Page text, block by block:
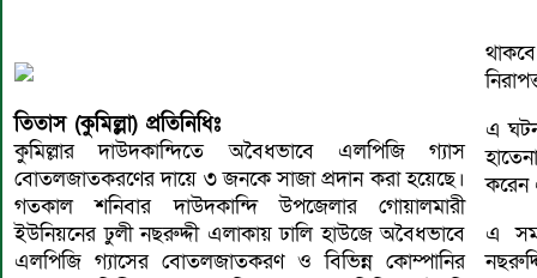
তিতাস (কুমিল্লা) প্রতিনিধিঃ
কুমিল্লার দাউদকান্দিতে অবৈধভাবে এলপিজি গ্যাস
বোতলজাতকরণের দায়ে ৩ জনকে সাজা প্রদান করা হয়েছে।
গতকাল শনিবার দাউদকান্দি উপজেলার গোয়ালমারী
ইউনিয়নের ঢুলী নছরুদ্দী এলাকায় ঢালি হাউজে অবৈধভাবে
এলপিজি গ্যাসের বোতলজাতকরণ ও বিভিন্ন কোম্পানির
এ
করেন
এ